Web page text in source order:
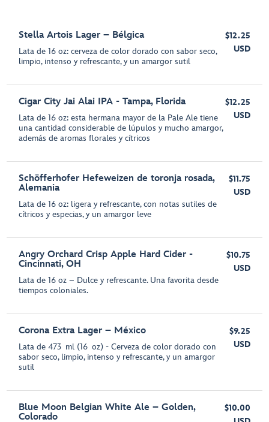
Stella Artois Lager – Bélgica
Lata de 16 oz: cerveza de color dorado con sabor seco,
limpio, intenso y refrescante, y un amargor sutil
$12.25
USD
Cigar City Jai Alai IPA - Tampa, Florida
Lata de 16 oz: esta hermana mayor de la Pale Ale tiene
una cantidad considerable de lúpulos y mucho amargor,
además de aromas florales y cítricos
$12.25
USD
Schöfferhofer Hefeweizen de toronja rosada,
Alemania
Lata de 16 oz: ligera y refrescante, con notas sutiles de
cítricos y especias, y un amargor leve
$11.75
USD
Angry Orchard Crisp Apple Hard Cider -
Cincinnati, OH
Lata de 16 oz – Dulce y refrescante. Una favorita desde
tiempos coloniales.
$10.75
USD
Corona Extra Lager – México
Lata de 473 ml (16 oz) - Cerveza de color dorado con
sabor seco, limpio, intenso y refrescante, y un amargor
sutil
$9.25
USD
Blue Moon Belgian White Ale – Golden,
Colorado
$10.00